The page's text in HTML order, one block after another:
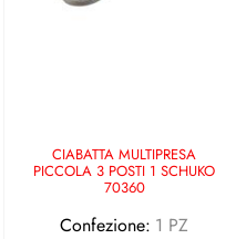
CIABATTA MULTIPRESA
PICCOLA 3 POSTI 1 SCHUKO
70360
Confezione: 1 PZ